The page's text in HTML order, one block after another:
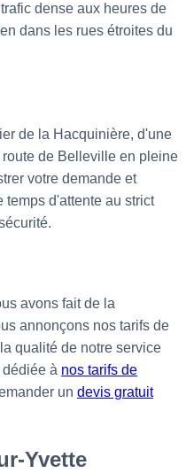
dense aux heures de
dans les rues étroites du
de la Hacquinière, d'une
de Belleville en pleine
votre demande et
d'attente au strict
avons fait de la
annonçons nos tarifs de
qualité de notre service
à nos tarifs de
un devis gratuit
Yvette